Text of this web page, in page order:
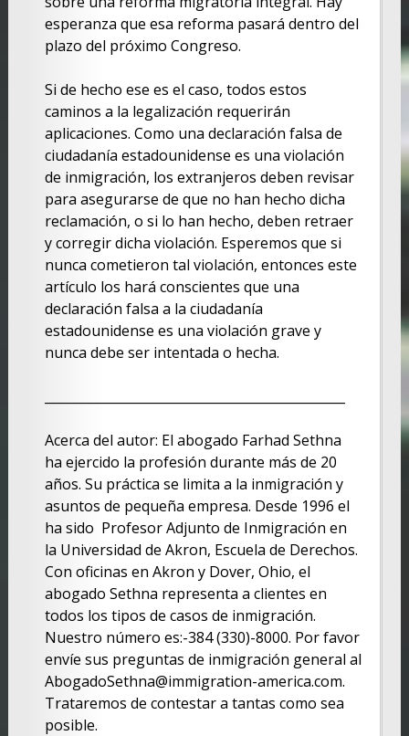
esperanza que esa reforma pasará dentro del
plazo del próximo Congreso.
Si de hecho ese es el caso, todos estos
caminos a la legalización requerirán
aplicaciones. Como una declaración falsa de
ciudadanía estadounidense es una violación
de inmigración, los extranjeros deben revisar
para asegurarse de que no han hecho dicha
reclamación, o si lo han hecho, deben retraer
y corregir dicha violación. Esperemos que si
nunca cometieron tal violación, entonces este
artículo los hará conscientes que una
declaración falsa a la ciudadanía
estadounidense es una violación grave y
nunca debe ser intentada o hecha.
Acerca del autor: El abogado Farhad Sethna
ha ejercido la profesión durante más de 20
años. Su práctica se limita a la inmigración y
asuntos de pequeña empresa. Desde 1996 el
ha sido Profesor Adjunto de Inmigración en
la Universidad de Akron, Escuela de Derechos.
Con oficinas en Akron y Dover, Ohio, el
abogado Sethna representa a clientes en
todos los tipos de casos de inmigración.
Nuestro número es:-384 (330)-8000. Por favor
envíe sus preguntas de inmigración general al
AbogadoSethna@immigration-america.com.
Trataremos de contestar a tantas como sea
posible.